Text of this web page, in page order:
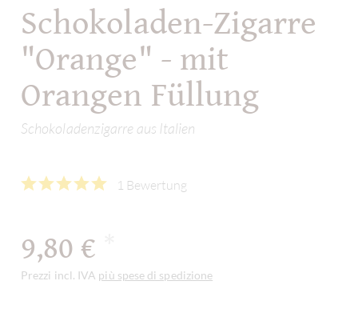
Schokoladen-Zigarre
"Orange" - mit
Orangen Füllung
Schokoladenzigarre aus Italien
1 Bewertung
9,80 €
Prezzi incl. IVA più spese di spedizione